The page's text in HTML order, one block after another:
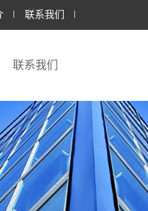
联系我们
联系我们